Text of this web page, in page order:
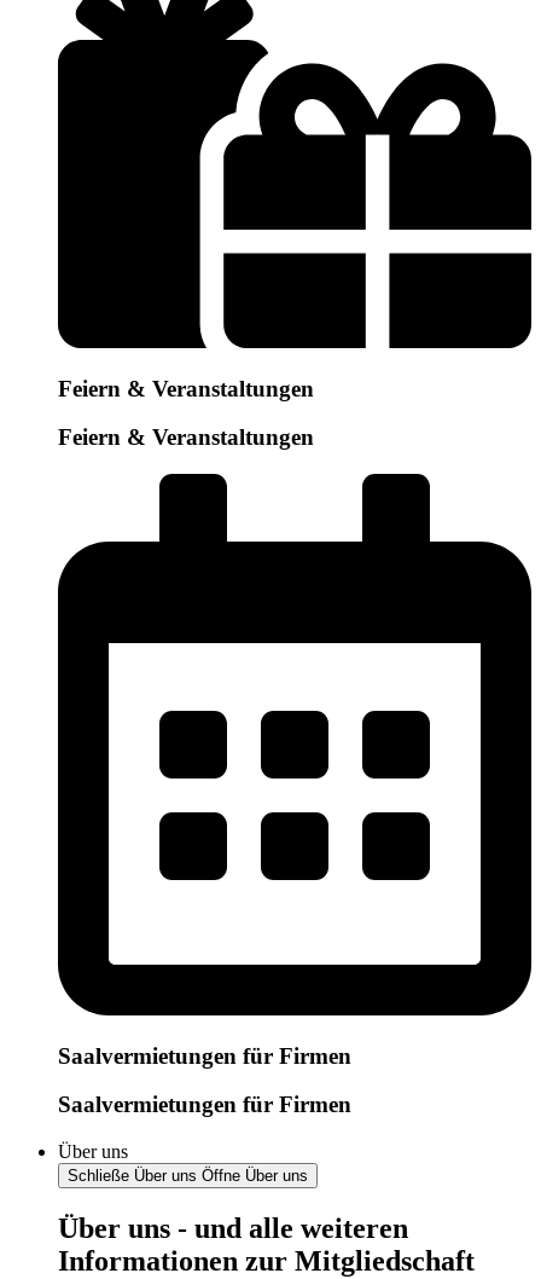
Feiern & Veranstaltungen
Feiern & Veranstaltungen
Saalvermietungen für Firmen
Saalvermietungen für Firmen
Über uns
Schließe Über uns Öffne Über uns
Über uns - und alle weiteren
Informationen zur Mitgliedschaft